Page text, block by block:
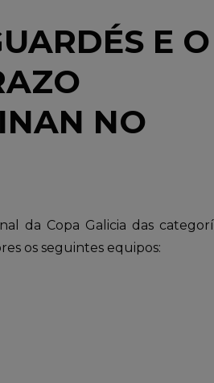
E O
NO
da Copa Galicia das
os seguintes equipos: